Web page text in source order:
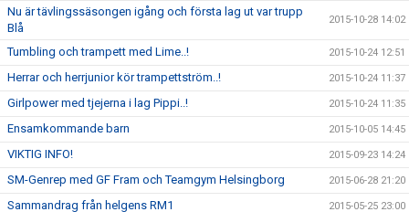
Nu är tävlingssäsongen igång och första lag ut var trupp
Blå
2015-10-28 14:02
Tumbling och trampett med Lime..! 2015-10-24 12:51
Herrar och herrjunior kör trampettström..! 2015-10-24 11:37
Girlpower med tjejerna i lag Pippi..! 2015-10-24 11:35
Ensamkommande barn 2015-10-05 14:45
VIKTIG INFO! 2015-09-23 14:24
SM-Genrep med GF Fram och Teamgym Helsingborg 2015-06-28 21:20
Sammandrag från helgens RM1 2015-05-25 23:00